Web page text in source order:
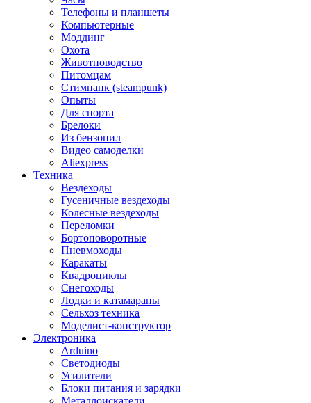
Телефоны и планшеты
Компьютерные
Моддинг
Охота
Животноводство
Питомцам
Стимпанк (steampunk)
Опыты
Для спорта
Брелоки
Из бензопил
Видео самоделки
Aliexpress
Техника
Вездеходы
Гусеничные вездеходы
Колесные вездеходы
Переломки
Бортоповоротные
Пневмоходы
Каракаты
Квадроциклы
Снегоходы
Лодки и катамараны
Сельхоз техника
Моделист-конструктор
Электроника
Arduino
Светодиоды
Усилители
Блоки питания и зарядки
Металлоискатели